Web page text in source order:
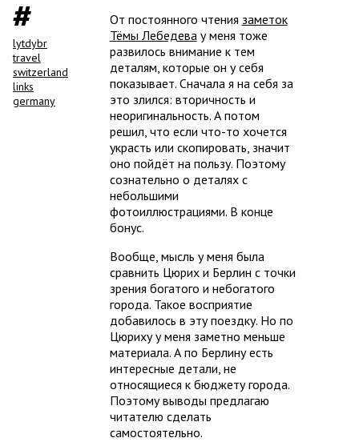
lytdybr
travel
switzerland
links
germany
От постоянного чтения заметок
Тёмы Лебедевау меня тоже
развилось внимание к тем
деталям, которые он у себя
показывает. Сначала я на себя за
это злился: вторичность и
неоригинальность. А потом
решил, что если что-то хочется
украсть или скопировать, значит
оно пойдёт на пользу. Поэтому
сознательно о деталях с
небольшими
фотоиллюстрациями. В конце
бонус.
Вообще, мысль у меня была
сравнить Цюрих и Берлин с точки
зрения богатого и небогатого
города. Такое восприятие
добавилось в эту поездку. Но по
Цюриху у меня заметно меньше
материала. А по Берлину есть
интересные детали, не
относящиеся к бюджету города.
Поэтому выводы предлагаю
читателю сделать
самостоятельно.